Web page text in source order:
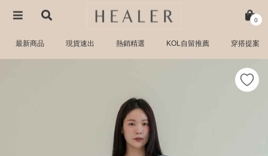
0
最新商品 現貨速出 熱銷精選 KOL自留推薦 穿搭提案